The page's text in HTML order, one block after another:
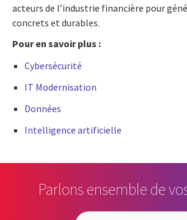
acteurs de l’industrie financière pour
concrets et durables.
Pour en savoir plus :
Cybersécurité
IT Modernisation
Données
Intelligence artificielle
Parlons ensemble de